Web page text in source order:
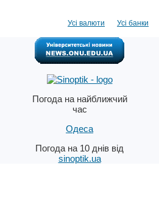
Усі банки
Усі валюти
Погода на найближчий
час
Одеса
Погода на 10 днів від
sinoptik.ua